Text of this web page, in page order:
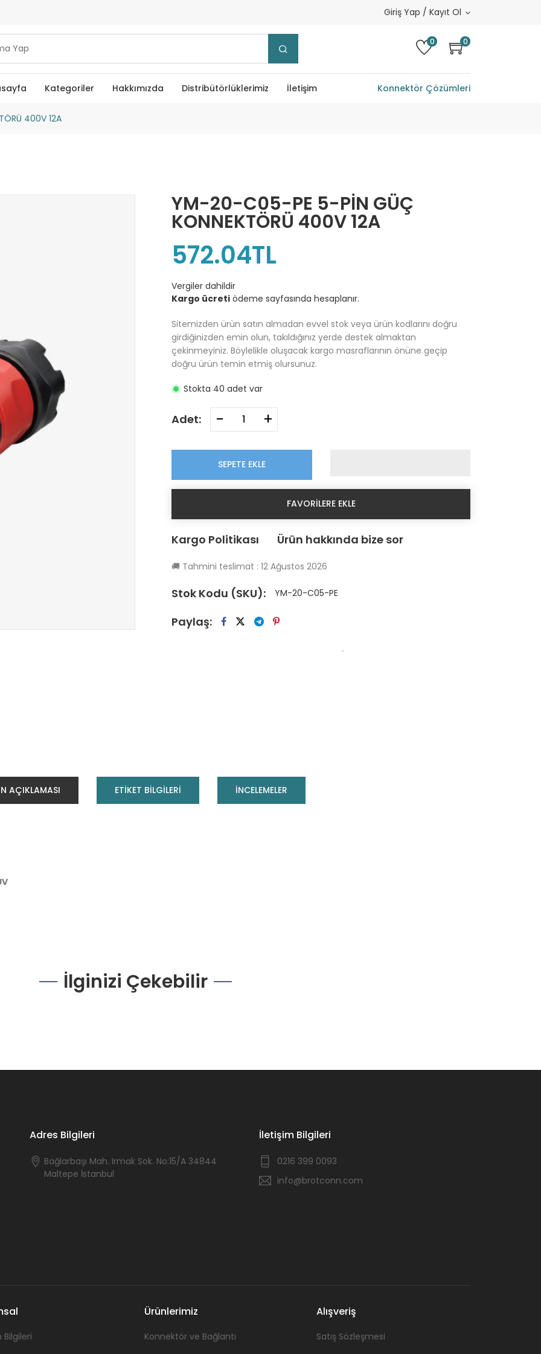
Giriş Yap / Kayıt Ol
0 0
Kategoriler Hakkımızda Distribütörlüklerimiz İletişim Konnektör Çözümleri
400V 12A
YM-20-C05-PE 5-PİN GÜÇ
KONNEKTÖRÜ 400V 12A
572.04TL
Vergiler dahildir
Kargo ücreti ödeme sayfasında hesaplanır.
Sitemizden ürün satın almadan evvel stok veya ürün kodlarını doğru
girdiğinizden emin olun, takıldığınız yerde destek almaktan
çekinmeyiniz. Böylelikle oluşacak kargo masraflarının önüne geçip
doğru ürün temin etmiş olursunuz.
Stokta 40 adet var
Adet: - +
SEPETE EKLE
FAVORILERE EKLE
Kargo Politikası Ürün hakkında bize sor
🚚 Tahmini teslimat : 12 Ağustos 2026
Stok Kodu (SKU): YM-20-C05-PE
Paylaş:
AÇIKLAMASI ETİKET BİLGİLERİ INCELEMELER
İlginizi Çekebilir
Adres Bilgileri
Bağlarbaşı Mah. Irmak Sok. No:15/A 34844
Maltepe İstanbul
İletişim Bilgileri
0216 399 0093
info@brotconn.com
Bilgileri
Ürünlerimiz
Konnektör ve Bağlantı
Alışveriş
Satış Sözleşmesi